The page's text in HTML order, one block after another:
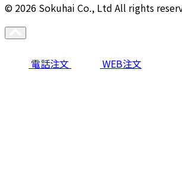
© 2026 Sokuhai Co., Ltd All rights
電話注文 WEB注文